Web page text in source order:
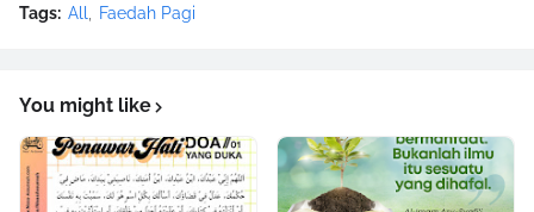
Tags: All Faedah Pagi
You might like